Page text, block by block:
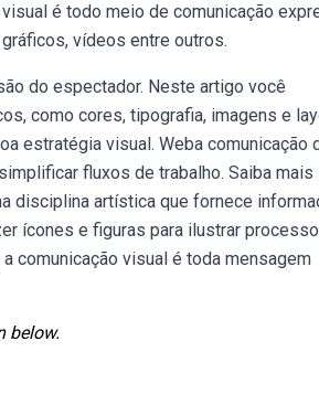
é todo meio de comunicação
vídeos entre outros.
do espectador. Neste artigo você
como cores, tipografia, imagens e
estratégia visual. Weba comunicação
fluxos de trabalho. Saiba mais
disciplina artística que fornece
ícones e figuras para ilustrar
comunicação visual é toda mensagem
below.